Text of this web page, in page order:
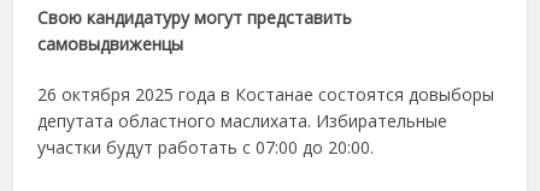
Свою кандидатуру могут представить
самовыдвиженцы
26 октября 2025 года в Костанае состоятся довыборы
депутата областного маслихата. Избирательные
участки будут работать с 07:00 до 20:00.